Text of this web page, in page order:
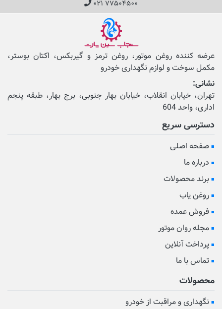
۰۲۱ ۷۷۵۰۴۵۰۰
عرضه کننده روغن موتور، روغن ترمز و گیربکس، اکتان بوستر،
مکمل‌ سوخت و لوازم نگهداری خودرو
نشانی:
تهران، خیابان انقلاب، خیابان بهار جنوبی، برج بهار، طبقه پنجم
اداری، واحد 604
دسترسی سریع
صفحه اصلی
درباره ما
برند محصولات
روغن یاب
فروش عمده
مجله روان موتور
پرداخت آنلاین
تماس با ما
محصولات
نگهداری و مراقبت از خودرو